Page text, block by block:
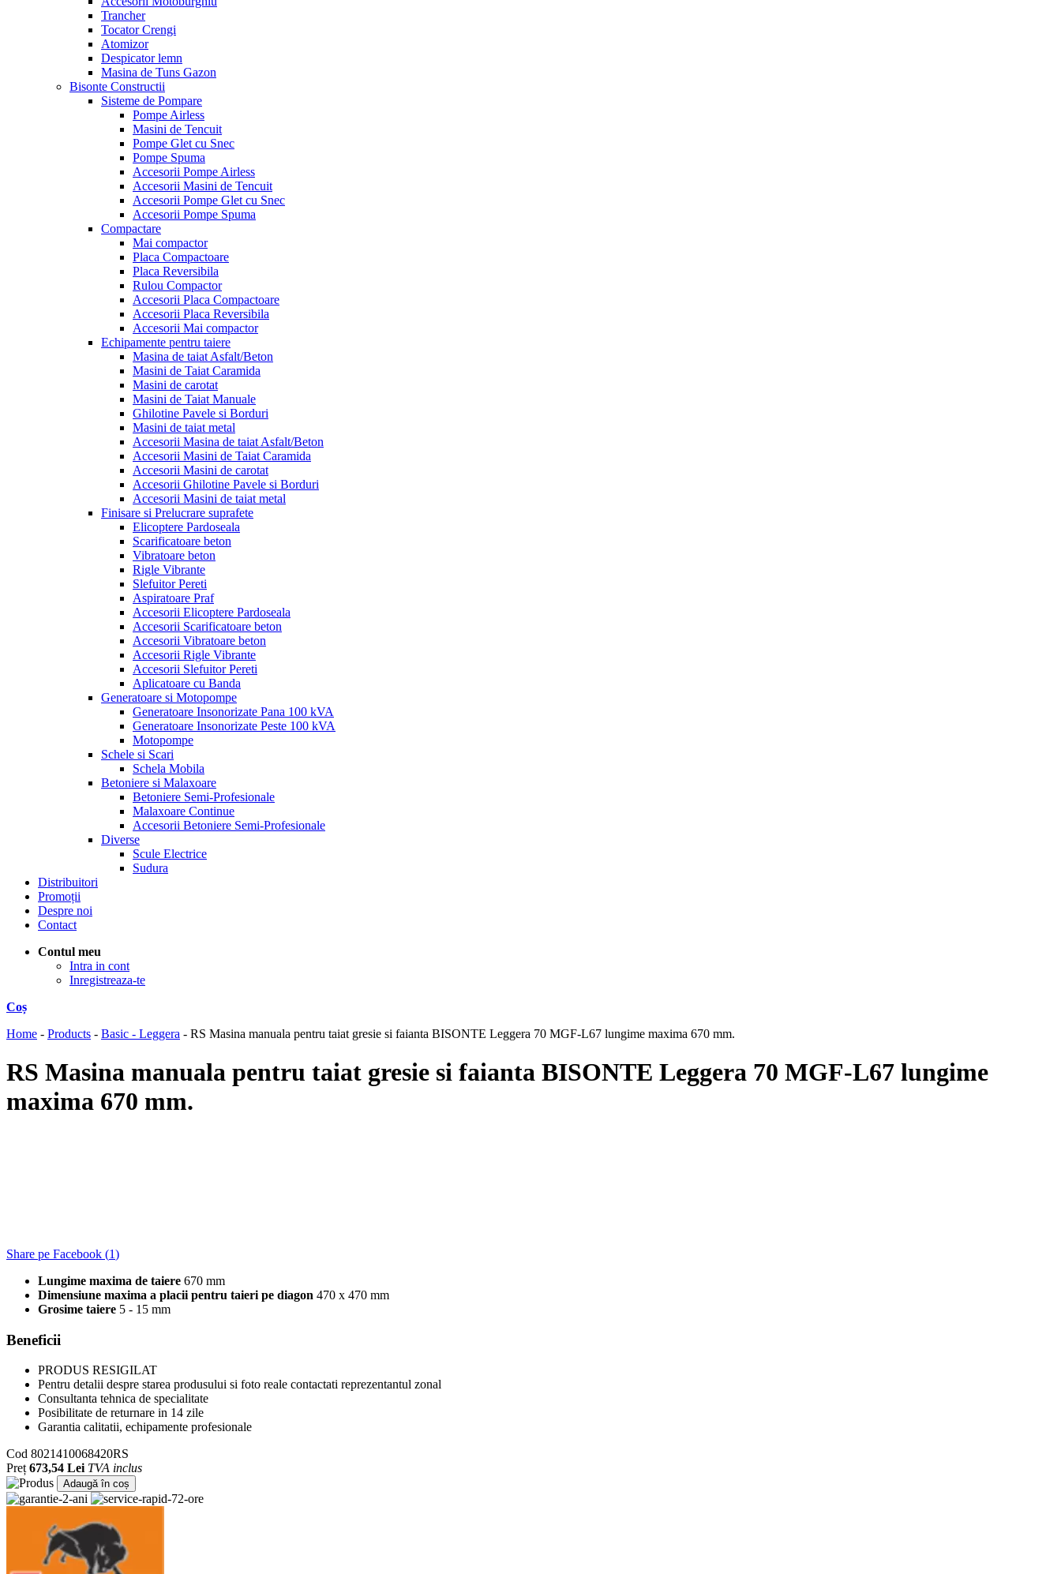
Trancher
Tocator Crengi
Atomizor
Despicator lemn
Masina de Tuns Gazon
Bisonte Constructii
Sisteme de Pompare
Pompe Airless
Masini de Tencuit
Pompe Glet cu Snec
Pompe Spuma
Accesorii Pompe Airless
Accesorii Masini de Tencuit
Accesorii Pompe Glet cu Snec
Accesorii Pompe Spuma
Compactare
Mai compactor
Placa Compactoare
Placa Reversibila
Rulou Compactor
Accesorii Placa Compactoare
Accesorii Placa Reversibila
Accesorii Mai compactor
Echipamente pentru taiere
Masina de taiat Asfalt/Beton
Masini de Taiat Caramida
Masini de carotat
Masini de Taiat Manuale
Ghilotine Pavele si Borduri
Masini de taiat metal
Accesorii Masina de taiat Asfalt/Beton
Accesorii Masini de Taiat Caramida
Accesorii Masini de carotat
Accesorii Ghilotine Pavele si Borduri
Accesorii Masini de taiat metal
Finisare si Prelucrare suprafete
Elicoptere Pardoseala
Scarificatoare beton
Vibratoare beton
Rigle Vibrante
Slefuitor Pereti
Aspiratoare Praf
Accesorii Elicoptere Pardoseala
Accesorii Scarificatoare beton
Accesorii Vibratoare beton
Accesorii Rigle Vibrante
Accesorii Slefuitor Pereti
Aplicatoare cu Banda
Generatoare si Motopompe
Generatoare Insonorizate Pana 100 kVA
Generatoare Insonorizate Peste 100 kVA
Motopompe
Schele si Scari
Schela Mobila
Betoniere si Malaxoare
Betoniere Semi-Profesionale
Malaxoare Continue
Accesorii Betoniere Semi-Profesionale
Diverse
Scule Electrice
Sudura
Distribuitori
Promoții
Despre noi
Contact
Contul meu
Intra in cont
Inregistreaza-te
Coș
Home - Products - Basic - Leggera - RS Masina manuala pentru taiat gresie si faianta BISONTE Leggera 70 MGF-L67 lungime maxima 670 mm.
RS Masina manuala pentru taiat gresie si faianta BISONTE Leggera 70 MGF-L67 lungime
maxima 670 mm.
Share pe Facebook (1)
Lungime maxima de taiere 670 mm
Dimensiune maxima a placii pentru taieri pe diagon 470 x 470 mm
Grosime taiere 5 - 15 mm
Beneficii
PRODUS RESIGILAT
Pentru detalii despre starea produsului si foto reale contactati reprezentantul zonal
Consultanta tehnica de specialitate
Posibilitate de returnare in 14 zile
Garantia calitatii, echipamente profesionale
Cod 8021410068420RS
Preț 673,54 Lei TVA inclus
Adaugă în coș